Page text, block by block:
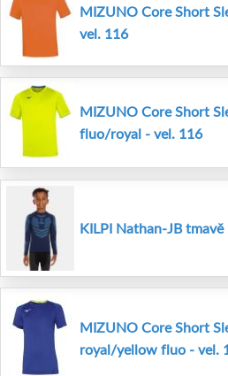
MIZUNO Core Short
vel. 116
MIZUNO Core Short
fluo/royal - vel. 116
KILPI Nathan-JB
MIZUNO Core Short
royal/yellow fluo - vel.